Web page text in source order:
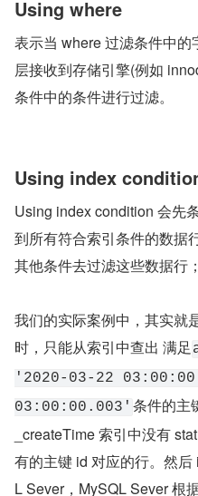
Using where
表示当 where 过滤条件中
层接收到存储引擎(例如
条件中的条件进行过滤。
Using index
Using index condition 会先
到所有符合索引条件的数据
其他条件去过滤这些数据行；
我们的实际案例中，其实就
时，只能从索引中查出 满足
'2020-03-22
03:00:00.003' 条件的主
_createTime 索引中没有
有的主键 id 对应的行。然
L Sever，MySQL Sever 根